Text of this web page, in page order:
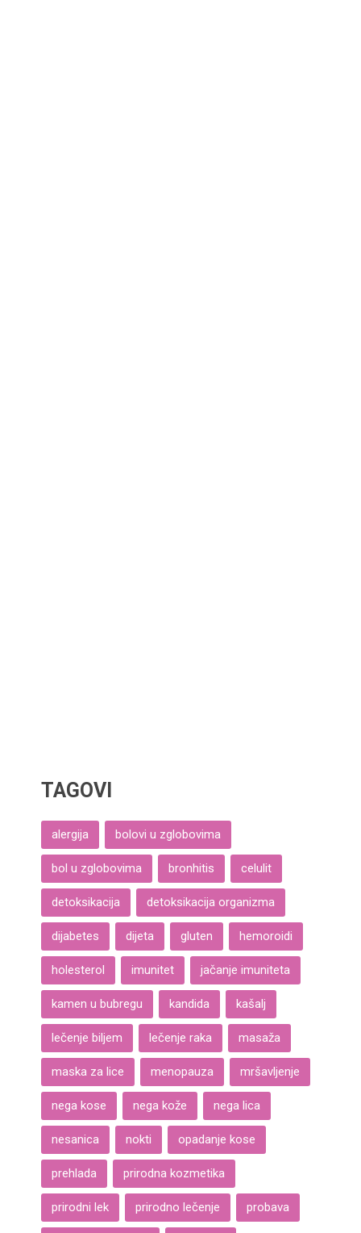
TAGOVI
alergija bolovi u zglobovima
bol u zglobovima bronhitis celulit
detoksikacija detoksikacija organizma
dijabetes dijeta gluten hemoroidi
holesterol imunitet jačanje imuniteta
kamen u bubregu kandida kašalj
lečenje biljem lečenje raka masaža
maska za lice menopauza mršavljenje
nega kose nega kože nega lica
nesanica nokti opadanje kose
prehlada prirodna kozmetika
prirodni lek prirodno lečenje probava